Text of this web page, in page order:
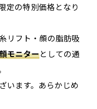
定の特別価格となり
リフト・顔の脂肪吸
モニターとしての通
います。あらかじめ